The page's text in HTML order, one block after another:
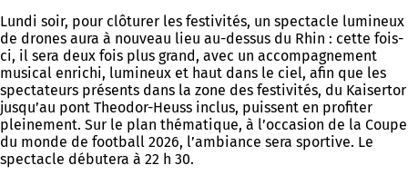
Lundi soir, pour clôturer les festivités, un spectacle lumineux
de drones aura à nouveau lieu au-dessus du Rhin : cette fois-
ci, il sera deux fois plus grand, avec un accompagnement
musical enrichi, lumineux et haut dans le ciel, afin que les
spectateurs présents dans la zone des festivités, du Kaisertor
jusqu’au pont Theodor-Heuss inclus, puissent en profiter
pleinement. Sur le plan thématique, à l’occasion de la Coupe
du monde de football 2026, l’ambiance sera sportive. Le
spectacle débutera à 22 h 30.